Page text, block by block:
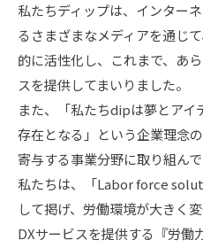
私たちディップは、インター
るさまざまなメディアを通じ
的に活性化し、これまで、あ
スを提供してまいりました。
また、「私たちdipは夢とアイ
存在となる」という企業理念
寄与する事業分野に取り組んで
私たちは、「Labor force
して掲げ、労働環境が大きく
DXサービスを提供する『労働